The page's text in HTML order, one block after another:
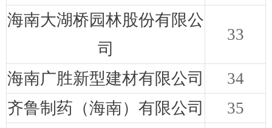
海南大湖桥园林股份有限公
司
33
海南广胜新型建材有限公司
34
齐鲁制药（海南）有限公司
35